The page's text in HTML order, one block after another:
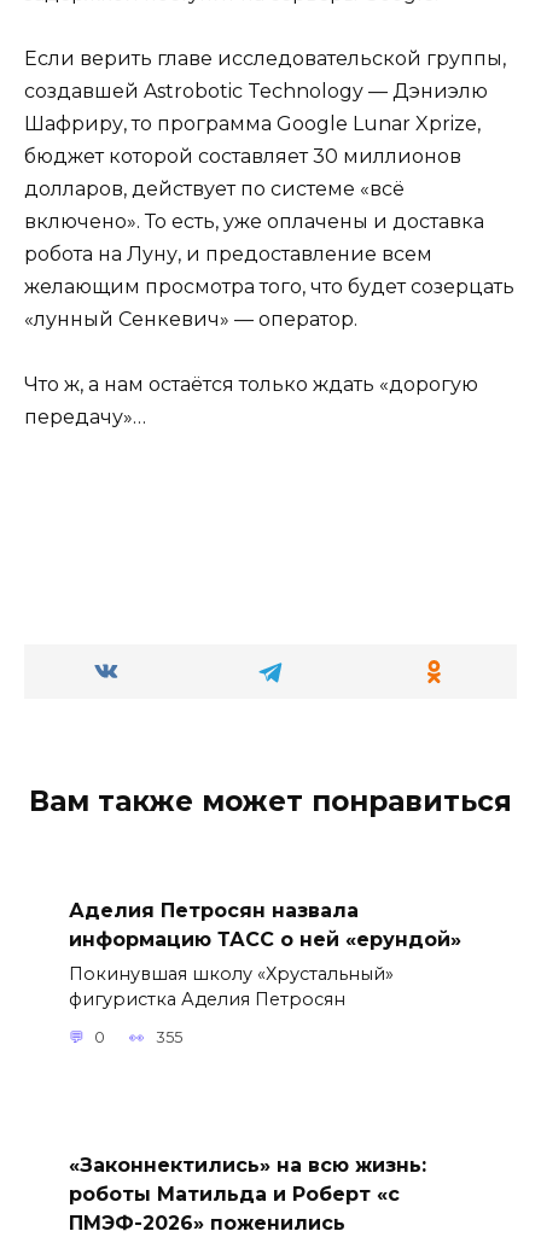
Если верить главе исследовательской группы,
создавшей Astrobotic Technology — Дэниэлю
Шафриру, то программа Google Lunar Xprize,
бюджет которой составляет 30 миллионов
долларов, действует по системе «всё
включено». То есть, уже оплачены и доставка
робота на Луну, и предоставление всем
желающим просмотра того, что будет созерцать
«лунный Сенкевич» — оператор.
Что ж, а нам остаётся только ждать «дорогую
передачу»…
Вам также может понравиться
Аделия Петросян назвала
информацию ТАСС о ней «ерундой»
Покинувшая школу «Хрустальный»
фигуристка Аделия Петросян
0 355
«Законнектились» на всю жизнь:
роботы Матильда и Роберт «с
ПМЭФ-2026» поженились